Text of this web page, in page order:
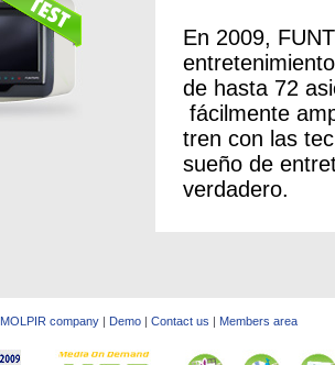
En 2009,
de hasta 72
fácilmente
tren con las
sueño de
verdadero.
MOLPIR company | Demo | Contact us | Members area